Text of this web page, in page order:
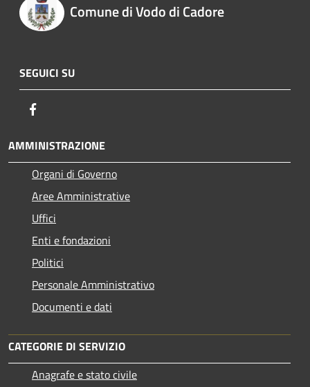
Comune di Vodo di Cadore
SEGUICI SU
AMMINISTRAZIONE
Organi di Governo
Aree Amministrative
Uffici
Enti e fondazioni
Politici
Personale Amministrativo
Documenti e dati
CATEGORIE DI SERVIZIO
Anagrafe e stato civile